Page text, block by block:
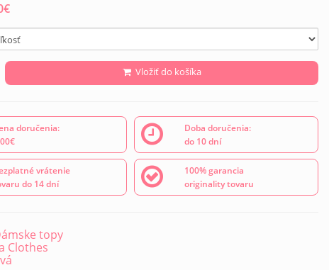
€
Vložiť do košíka
doručenia:
Doba doručenia:
do 10 dní
vrátenie
do 14 dní
100% garancia
originality tovaru
topy
Clothes